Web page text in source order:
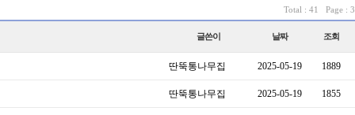
Total : 41 Page : 3
글쓴이 날짜 조회
딴뚝통나무집 2025-05-19 1889
딴뚝통나무집 2025-05-19 1855